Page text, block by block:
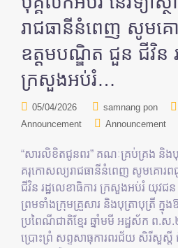
រាជធានីនំពេញ សូមគ
ឧត្តមបណ្ឌិត ជួន ជីវិន រ
ក្រសួងអប់រំ…
05/04/2026 samnang pon
Announcement
Announcement
“សារលិខិតជូនពរ” គណៈគ្រប់គ្រង និងបុគ្
គរុកោសល្យរាជធានីនំពេញ សូមគោរព
ជីវិន រដ្ឋលេខាធិការ ក្រសួងអប់រំ យុវ
ព្រមទាំងក្រុមគ្រួសារ និងបុត្រាបុត្រី ក្
ប្រពៃណីជាតិខ្មែរ ឆ្នាំមមី អដ្ឋស័ក ព.ស
ប្រោះព្រំ សព្ទសាធុការពរជ័យ សិរីសួស្